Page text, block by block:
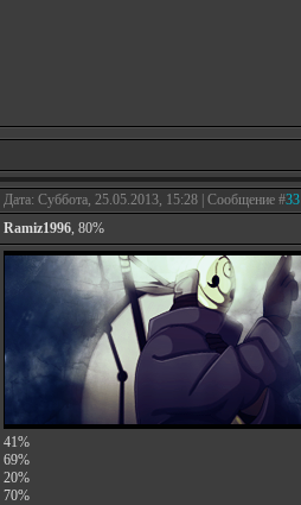
Дата: Суббота, 25.05.2013, 15:28 | Сообщение #33
Ramiz1996, 80%
41%
69%
20%
70%